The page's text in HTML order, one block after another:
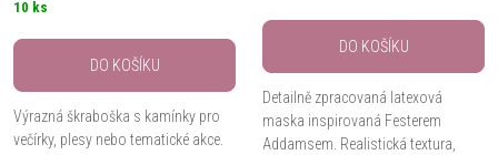
o
d
u
o
d
10 ks
DO KOŠÍKU
Výrazná škraboška s kamínky pro
večírky, plesy nebo tematické akce.
DO KOŠÍKU
Detailně zpracovaná latexová
maska inspirovaná Festerem
Addamsem. Realistická textura,